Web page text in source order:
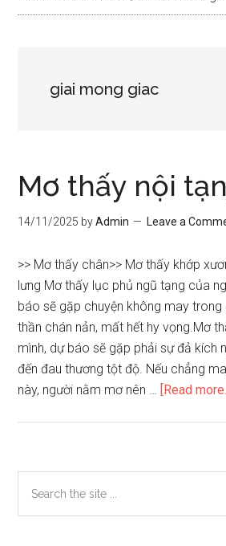
giai mong giac
Mơ thấy nội
14/11/2025 byAdmin Leave a
>> Mơ thấy chân>> Mơ thấy khớp
lưng Mơ thấy lục phủ ngũ tạng của
báo sẽ gặp chuyện không may trong
thần chán nản, mất hết hy vọng.Mơ
mình, dự báo sẽ gặp phải sự đả kích
đến đau thương tột độ. Nếu chẳng
này, người nằm mơ nên … [Read
Primary
Sidebar
the